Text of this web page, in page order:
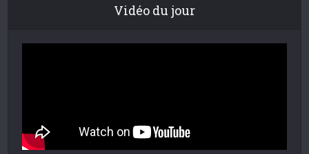
Vidéo du jour